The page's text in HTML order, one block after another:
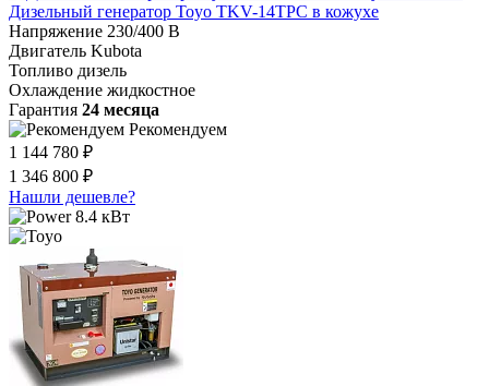
Дизельный генератор Toyo TKV-14TPC в кожухе
Напряжение 230/400 В
Двигатель Kubota
Топливо дизель
Охлаждение жидкостное
Гарантия 24 месяца
Рекомендуем
1 144 780 ₽
1 346 800 ₽
Нашли дешевле?
8.4 кВт